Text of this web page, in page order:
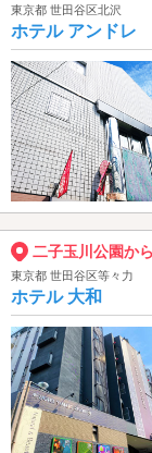
東京都 世田谷区北沢
ホテル アンドレ
二子玉川公園か
東京都 世田谷区等々力
ホテル 大和